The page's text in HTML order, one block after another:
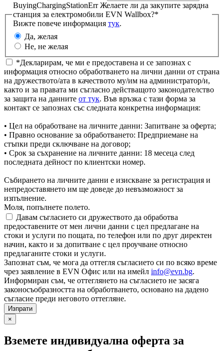
BuyingChargingStationErr Желаете ли да закупите зарядна
станция за електромобили EVN Wallbox?*
Вижте повече информация тук.
Да, желая
Не, не желая
*Декларирам, че ми е предоставена и се запознах с
информация относно обработването на лични данни от страна
на дружеството/ата в качеството му/им на администратор/и,
както и за правата ми съгласно действащото законодателство
за защита на данните от тук. Във връзка с тази форма за
контакт се запознах със следната конкретна информация:
• Цел на обработване на личните данни: Запитване за оферта;
• Правно основание за обработването: Предприемане на
стъпки преди сключване на договор;
• Срок за съхранение на личните данни: 18 месеца след
последната дейност по клиентски номер.
Събирането на личните данни е изискване за регистрация и
непредоставянето им ще доведе до невъзможност за
изпълнение.
Моля, попълнете полето.
Давам съгласието си дружеството да обработва
предоставените от мен лични данни с цел предлагане на
стоки и услуги по пощата, по телефон или по друг директен
начин, както и за допитване с цел проучване относно
предлаганите стоки и услуги.
Запознат съм, че мога да оттегля съгласието си по всяко време
чрез заявление в EVN Офис или на имейл info@evn.bg.
Информиран съм, че оттеглянето на съгласието не засяга
законосъобразността на обработването, основано на дадено
съгласие преди неговото оттегляне.
×
Вземете индивидуална оферта за